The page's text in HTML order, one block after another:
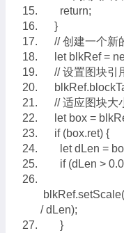
return;
}
// 创建一个新
let blkRef =
// 设置图块引
// 适应图块大
let box =
if (box.ret) {
let dLen =
if (dLen >
/ dLen);
}